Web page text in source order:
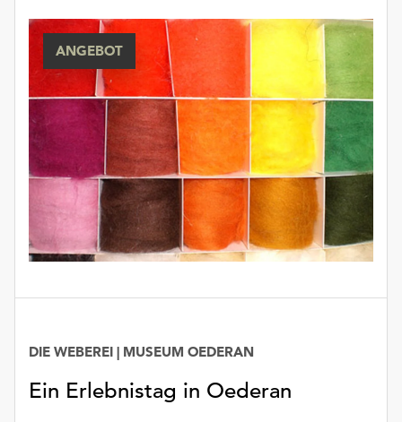
Verfügung.
Funktionale
Cookies
werden
auch
ohne
Einverständnis
weiterhin
ausgeführt.
Möchten
anpassen,
Sie
ANGEBOT
Ein Erlebnistag in Oederan
DIE WEBEREI | MUSEUM OEDERAN